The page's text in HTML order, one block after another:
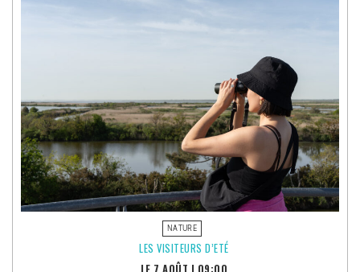
NATURE
LES VISITEURS D’ETÉ
LE 7 AOÛT | 09:00